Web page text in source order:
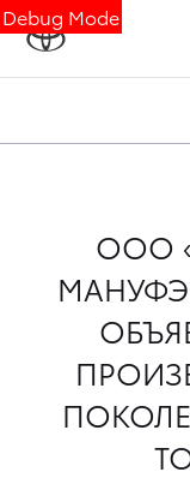
Debug Mode
OOO